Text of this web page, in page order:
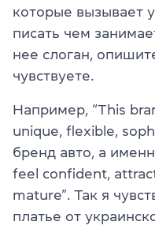
которые вызывает
писать чем
нее слоган,
чувствуете.
Например, “This
unique, flexible,
бренд авто, а
feel confident,
mature”. Так я
платье от